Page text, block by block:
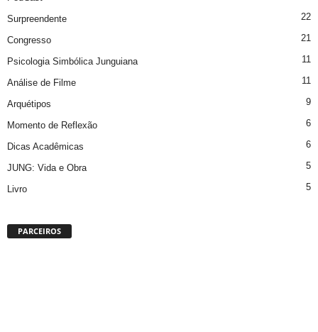
Surpreendente 22
Congresso 21
Psicologia Simbólica Junguiana 11
Análise de Filme 11
Arquétipos 9
Momento de Reflexão 6
Dicas Acadêmicas 6
JUNG: Vida e Obra 5
Livro 5
PARCEIROS